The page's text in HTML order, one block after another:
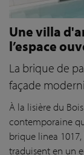
Une villa
l’espace
La brique de
façade
À la lisière du
contemporaine
brique linea 1017,
traduisent en un